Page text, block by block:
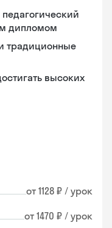
дипломом
традиционные
высоких
от 1128 ₽ / урок
от 1470 ₽ / урок